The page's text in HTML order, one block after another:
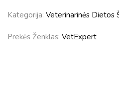
Kategorija: Veterinarinės Dietos
Prekės Ženklas: VetExpert